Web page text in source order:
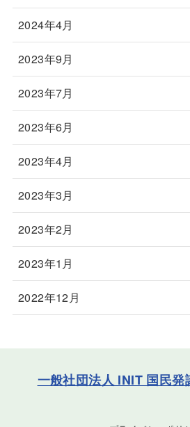
2024年4月
2023年9月
2023年7月
2023年6月
2023年4月
2023年3月
2023年2月
2023年1月
2022年12月
一般社団法人 INIT 国民発